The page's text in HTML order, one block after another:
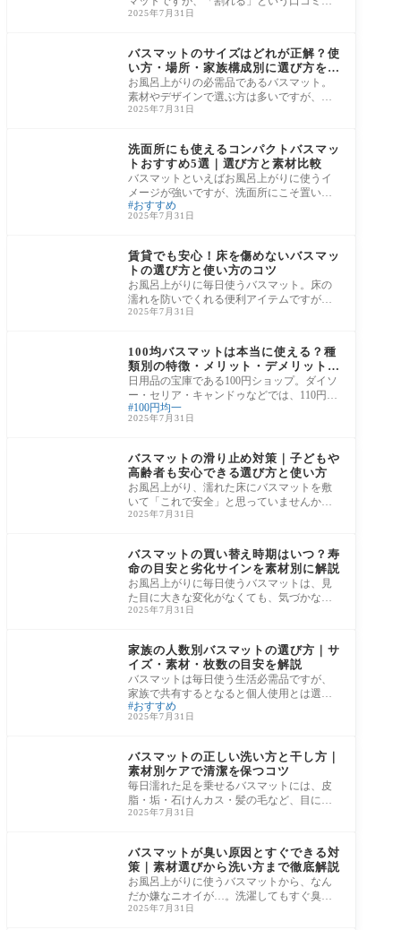
見て購入をためらっている方も多いのでは
2025年7月31日
バスマットのサイズはどれが正解？使
い方・場所・家族構成別に選び方を解
説
お風呂上がりの必需品であるバスマット。
素材やデザインで選ぶ方は多いですが、意
外と見落とされがちなのが「サイズ」で
2025年7月31日
洗面所にも使えるコンパクトバスマッ
トおすすめ5選｜選び方と素材比較
バスマットといえばお風呂上がりに使うイ
メージが強いですが、洗面所にこそ置いて
ほしいアイテムでもあります。手洗いや洗
顔、歯
おすすめ
2025年7月31日
賃貸でも安心！床を傷めないバスマッ
トの選び方と使い方のコツ
お風呂上がりに毎日使うバスマット。床の
濡れを防いでくれる便利アイテムですが、
実はバスマット自体が原因で床を傷めてし
2025年7月31日
100均バスマットは本当に使える？種
類別の特徴・メリット・デメリットを
徹底検証
日用品の宝庫である100円ショップ。ダイソ
ー・セリア・キャンドゥなどでは、110円〜
550円程度で吸水マット・布製バスマット・
珪藻土
100円均一
2025年7月31日
バスマットの滑り止め対策｜子どもや
高齢者も安心できる選び方と使い方
お風呂上がり、濡れた床にバスマットを敷
いて「これで安全」と思っていませんか？
実は、滑り止めのないバスマット自体が転
2025年7月31日
バスマットの買い替え時期はいつ？寿
命の目安と劣化サインを素材別に解説
お風呂上がりに毎日使うバスマットは、見
た目に大きな変化がなくても、気づかない
うちに雑菌やカビが繁殖していたり、吸水
2025年7月31日
家族の人数別バスマットの選び方｜サ
イズ・素材・枚数の目安を解説
バスマットは毎日使う生活必需品ですが、
家族で共有するとなると個人使用とは選び
方がまったく違います。「お風呂から出る
たびに
おすすめ
2025年7月31日
バスマットの正しい洗い方と干し方｜
素材別ケアで清潔を保つコツ
毎日濡れた足を乗せるバスマットには、皮
脂・垢・石けんカス・髪の毛など、目に見
えない汚れが日々蓄積しています。「なん
2025年7月31日
バスマットが臭い原因とすぐできる対
策｜素材選びから洗い方まで徹底解説
お風呂上がりに使うバスマットから、なん
だか嫌なニオイが…。洗濯してもすぐ臭
う、干してもニオイが取れない、そんな悩
2025年7月31日